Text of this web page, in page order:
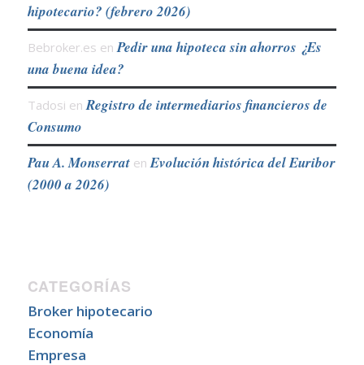
hipotecario? (febrero 2026)
Bebroker.es en Pedir una hipoteca sin ahorros ¿Es
una buena idea?
Tadosi en Registro de intermediarios financieros de
Consumo
Pau A. Monserraten Evolución histórica del Euribor
(2000 a 2026)
CATEGORÍAS
Broker hipotecario
Economía
Empresa